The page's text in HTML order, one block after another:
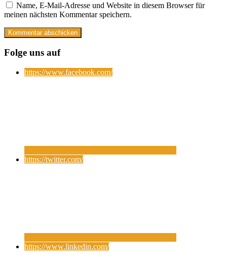
Name, E-Mail-Adresse und Website in diesem Browser für
meinen nächsten Kommentar speichern.
Folge uns auf
https://www.facebook.com/
https://twitter.com/
https://www.linkedin.com/